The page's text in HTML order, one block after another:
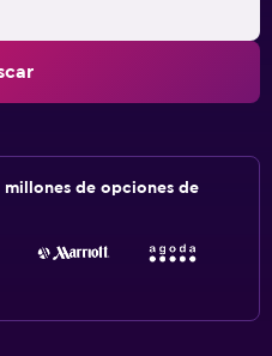
de opciones de